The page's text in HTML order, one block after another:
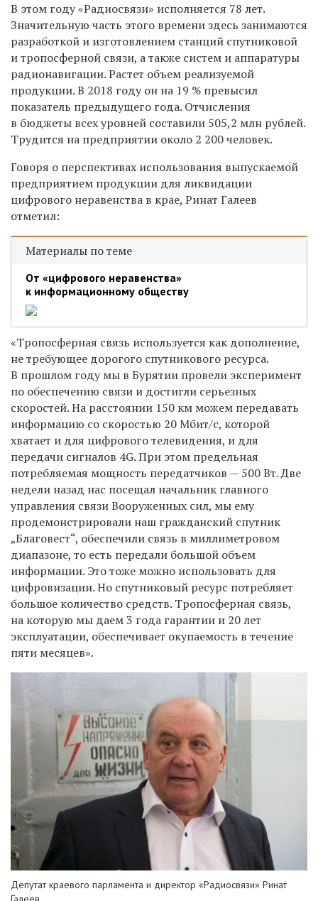
В этом году «Радиосвязи» исполняется 78 лет.
Значительную часть этого времени здесь занимаются
разработкой и изготовлением станций спутниковой
и тропосферной связи, а также систем и аппаратуры
радионавигации. Растет объем реализуемой
продукции. В 2018 году он на 19 % превысил
показатель предыдущего года. Отчисления
в бюджеты всех уровней составили 505,2 млн рублей.
Трудится на предприятии около 2 200 человек.
Говоря о перспективах использования выпускаемой
предприятием продукции для ликвидации
цифрового неравенства в крае, Ринат Галеев
отметил:
Материалы по теме
От «цифрового неравенства»
к информационному обществу
«Тропосферная связь используется как дополнение,
не требующее дорогого спутникового ресурса.
В прошлом году мы в Бурятии провели эксперимент
по обеспечению связи и достигли серьезных
скоростей. На расстоянии 150 км можем передавать
информацию со скоростью 20 Мбит/с, которой
хватает и для цифрового телевидения, и для
передачи сигналов 4G. При этом предельная
потребляемая мощность передатчиков — 500 Вт. Две
недели назад нас посещал начальник главного
управления связи Вооруженных сил, мы ему
продемонстрировали наш гражданский спутник
„Благовест“, обеспечили связь в миллиметровом
диапазоне, то есть передали большой объем
информации. Это тоже можно использовать для
цифровизации. Но спутниковый ресурс потребляет
большое количество средств. Тропосферная связь,
на которую мы даем 3 года гарантии и 20 лет
эксплуатации, обеспечивает окупаемость в течение
пяти месяцев».
Депутат краевого парламента и директор «Радиосвязи» Ринат